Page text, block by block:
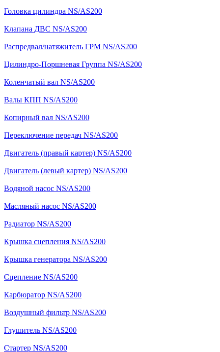
Головка цилиндра NS/AS200
Клапана ДВС NS/AS200
Распредвал/натяжитель ГРМ NS/AS200
Цилиндро-Поршневая Группа NS/AS200
Коленчатый вал NS/AS200
Валы КПП NS/AS200
Копирный вал NS/AS200
Переключение передач NS/AS200
Двигатель (правый картер) NS/AS200
Двигатель (левый картер) NS/AS200
Водяной насос NS/AS200
Масляный насос NS/AS200
Радиатор NS/AS200
Крышка сцепления NS/AS200
Крышка генератора NS/AS200
Сцепление NS/AS200
Карбюратор NS/AS200
Воздушный фильтр NS/AS200
Глушитель NS/AS200
Стартер NS/AS200